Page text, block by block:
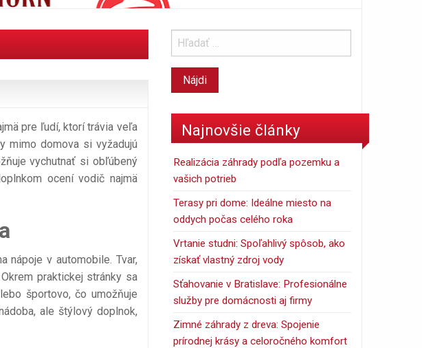
pre ľudí, ktorí trávia veľa
mimo domova si vyžadujú
vychutnať si obľúbený
ocení vodič najmä
nápoje v automobile. Tvar,
praktickej stránky sa
športovo, čo umožňuje
ale štýlový doplnok,
Najnovšie články
Realizácia záhrady podľa pozemku a
vašich potrieb
Terasy pri dome: Ideálne miesto na
oddych počas celého roka
Vrtanie studni: Spoľahlivý spôsob, ako
získať vlastný zdroj vody
Sťahovanie v Bratislave: Profesionálne
služby pre domácnosti aj firmy
Zimné záhrady z dreva: Spojenie
prírodnej krásy a celoročného komfort